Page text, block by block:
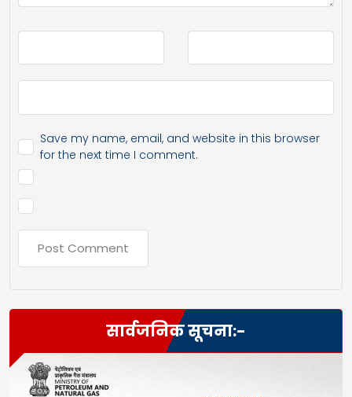
Save my name, email, and website in this browser
for the next time I comment.
सार्वजनिक सूचना:-